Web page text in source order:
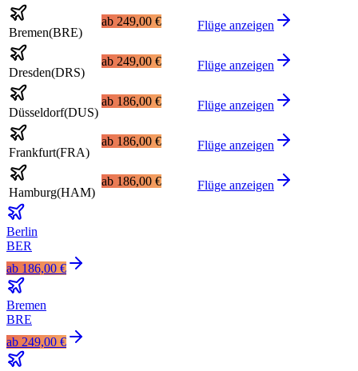
Bremen(BRE)
ab 249,00 € Flüge anzeigen
Dresden(DRS)
ab 249,00 € Flüge anzeigen
Düsseldorf(DUS)
ab 186,00 € Flüge anzeigen
Frankfurt(FRA)
ab 186,00 € Flüge anzeigen
Hamburg(HAM)
ab 186,00 € Flüge anzeigen
Berlin
BER
ab 186,00 €
Bremen
BRE
ab 249,00 €